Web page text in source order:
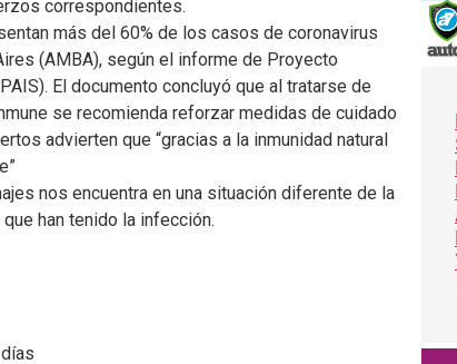
correspondientes.
más del 60% de los casos de coronavirus
(AMBA), según el informe de Proyecto
El documento concluyó que al tratarse de
se recomienda reforzar medidas de cuidado
advierten que “gracias a la inmunidad natural
nos encuentra en una situación diferente de la
han tenido la infección.